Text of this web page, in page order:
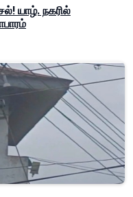
யாழ். நகரில்